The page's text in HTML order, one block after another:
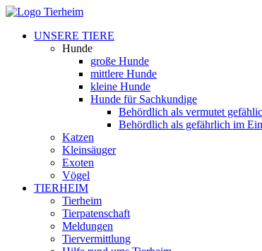
UNSERE TIERE
Hunde
große Hunde
mittlere Hunde
kleine Hunde
Hunde für Sachkundige
Behördlich als vermutet
Behördlich als gefährlich im
Katzen
Kleinsäuger
Exoten
Vögel
TIERHEIM
Tierheim
Tierpatenschaft
Meldungen
Tiervermittlung